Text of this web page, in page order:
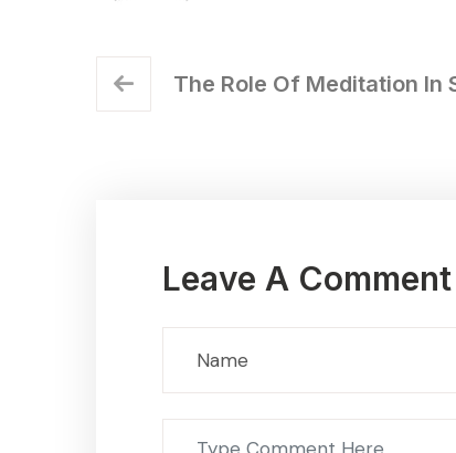
The Role Of Meditation In
Leave A Comment